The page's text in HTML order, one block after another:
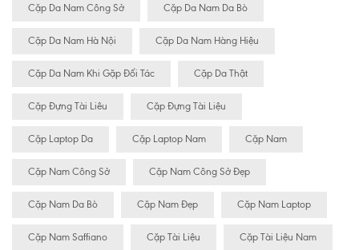
Cặp Da Nam Công Sở Cặp Da Nam Da Bò
Cặp Da Nam Hà Nội Cặp Da Nam Hàng Hiệu
Cặp Da Nam Khi Gặp Đối Tác Cặp Da Thật
Cặp Đựng Tài Liêu Cặp Đựng Tài Liệu
Cặp Laptop Da Cặp Laptop Nam Cặp Nam
Cặp Nam Công Sở Cặp Nam Công Sở Đẹp
Cặp Nam Da Bò Cặp Nam Đẹp Cặp Nam Laptop
Cặp Nam Saffiano Cặp Tài Liệu Cặp Tài Liệu Nam